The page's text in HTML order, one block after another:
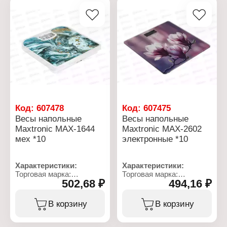
Материал платформы:
Установка: напольные
Размер платформы:
26,5х24 см
Цена деления: 1 кг
Материал платформы:
Установка: напольные
Размер платформы:
26,5х24 см
Цена деления: 1 кг
Код: 607478
Весы напольные
Maxtronic MAX-1644
мех *10
Характеристики:
Торговая марка:
Модель: MAX-1644
Назначение: бытовые
502,68 ₽
В корзину
Код:607475
Весы напольные
Maxtronic MAX-2602
электронные *10
Характеристики:
Торговая марка:
Модель: MAX-2602
Назначение: бытовые
494,16 ₽
В корзину